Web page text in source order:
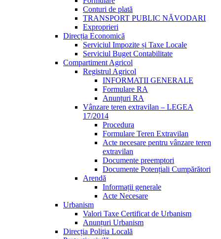
Conturi de plată
TRANSPORT PUBLIC NĂVODARI
Exproprieri
Direcția Economică
Serviciul Impozite și Taxe Locale
Serviciul Buget Contabilitate
Compartiment Agricol
Registrul Agricol
INFORMATII GENERALE
Formulare RA
Anunțuri RA
Vânzare teren extravilan – LEGEA
17/2014
Procedura
Formulare Teren Extravilan
Acte necesare pentru vânzare teren
extravilan
Documente preemptori
Documente Potențiali Cumpărători
Arendă
Informații generale
Acte Necesare
Urbanism
Valori Taxe Certificat de Urbanism
Anunțuri Urbanism
Direcția Poliția Locală